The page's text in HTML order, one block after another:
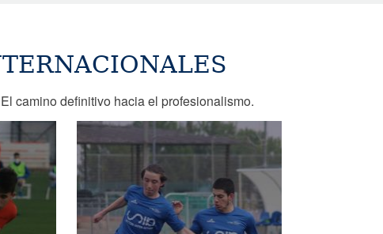
camino definitivo hacia el profesionalismo.